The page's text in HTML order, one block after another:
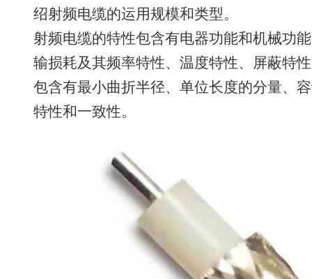
绍射频电缆的运用规模和类型。
射频电缆的特性包含有电器功能和机械功
输损耗及其频率特性、温度特性、屏蔽特
包含有最小曲折半径、单位长度的分量、
特性和一致性。